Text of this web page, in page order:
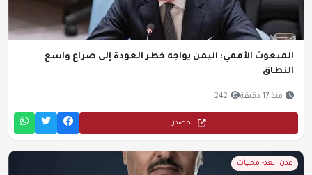
المبعوث الأممي: اليمن يواجه خطر العودة إلى صراع واسع
النطاق
منذ 17 دقيقة 242
المصدر
عدن الغد- محليات